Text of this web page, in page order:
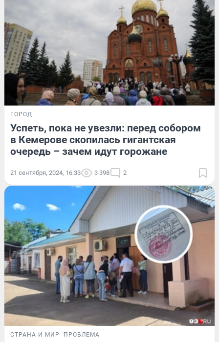
ГОРОД
Успеть, пока не увезли: перед собором
в Кемерове скопилась гигантская
очередь – зачем идут горожане
21 сентября, 2024, 16:33 3 398 2
СТРАНА И МИР ПРОБЛЕМА